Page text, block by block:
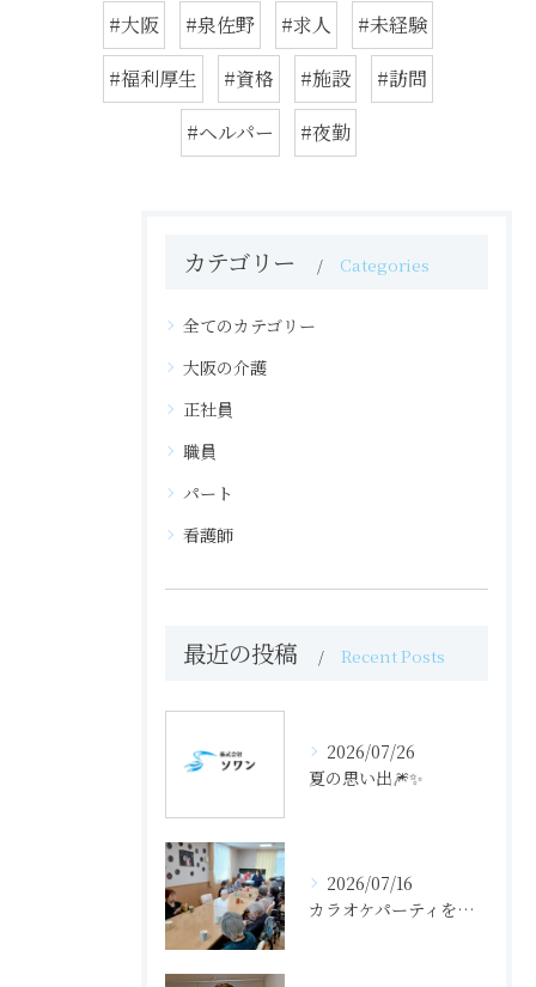
#大阪 #泉佐野 #求人
#未経験
#福利厚生
#資格 #施設
#訪問
#ヘルパー
#夜勤
カテゴリー Categories
全てのカテゴリー
大阪の介護
正社員
職員
パート
看護師
最近の投稿 Recent Posts
2026/07/26
夏の思い出🎆✨
2026/07/16
カラオケパーティをしました（せせらぎの里）